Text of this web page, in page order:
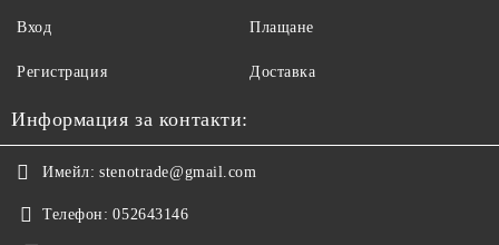
Вход
Регистрация
Плащане
Доставка
Информация за контакти:
Имейл: stenotrade@gmail.com
Телефон: 052643146